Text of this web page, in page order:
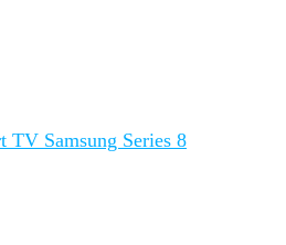
TV Samsung Series 8